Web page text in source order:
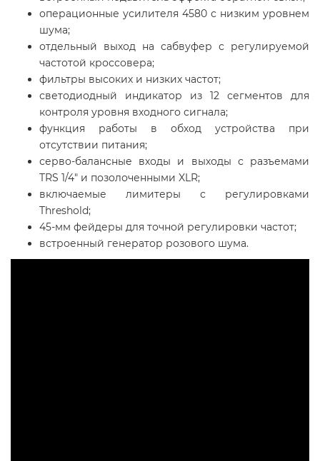
операционные усилителя 4580 с низким уровнем
шума;
отдельный выход на сабвуфер с регулируемой
частотой кроссовера;
фильтры высоких и низких частот;
светодиодный индикатор из 12 сегментов для
контроля уровня входного сигнала;
функция работы в обход устройства при
отсутствии питания;
серво-балансные входы и выходы с разъемами
TRS 1/4" и позолоченными XLR;
включаемые лимитеры с регулировками
Threshold;
45-мм фейдеры для точной регулировки частот;
встроенный генератор розового шума.